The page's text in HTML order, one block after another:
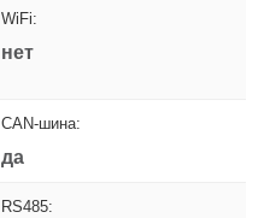
WiFi:
нет
CAN-шина:
да
RS485: